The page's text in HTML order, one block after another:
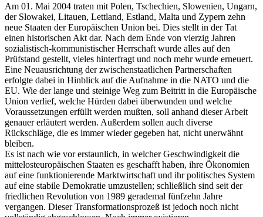
Am 01. Mai 2004 traten mit Polen, Tschechien, Slowenien, Ungarn,
der Slowakei, Litauen, Lettland, Estland, Malta und Zypern zehn
neue Staaten der Europäischen Union bei. Dies stellt in der Tat
einen historischen Akt dar. Nach dem Ende von vierzig Jahren
sozialistisch-kommunistischer Herrschaft wurde alles auf den
Prüfstand gestellt, vieles hinterfragt und noch mehr wurde erneuert.
Eine Neuausrichtung der zwischenstaatlichen Partnerschaften
erfolgte dabei in Hinblick auf die Aufnahme in die NATO und die
EU. Wie der lange und steinige Weg zum Beitritt in die Europäische
Union verlief, welche Hürden dabei überwunden und welche
Voraussetzungen erfüllt werden mußten, soll anhand dieser Arbeit
genauer erläutert werden. Außerdem sollen auch diverse
Rückschläge, die es immer wieder gegeben hat, nicht unerwähnt
bleiben.
Es ist nach wie vor erstaunlich, in welcher Geschwindigkeit die
mittelosteuropäischen Staaten es geschafft haben, ihre Ökonomien
auf eine funktionierende Marktwirtschaft und ihr politisches System
auf eine stabile Demokratie umzustellen; schließlich sind seit der
friedlichen Revolution von 1989 gerademal fünfzehn Jahre
vergangen. Dieser Transformationsprozeß ist jedoch noch nicht